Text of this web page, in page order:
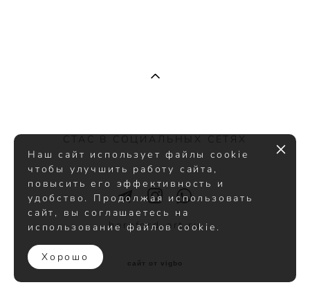
СТАС В СОЦИАЛЬНЫХ СЕТЯХ
hereford-art.ru
сайт от vigbo
Наш сайт использует файлы cookie
чтобы улучшить работу сайта,
повысить его эффективность и
удобство. Продолжая использовать
сайт, вы соглашаетесь на
использование файлов cookie.
Хорошо